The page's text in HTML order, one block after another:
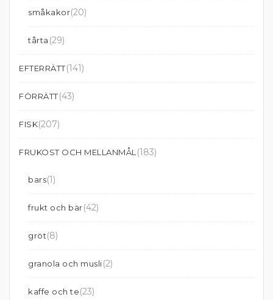
småkakor(20)
tårta (29)
EFTERRÄTT(141)
FÖRRÄTT(43)
FISK(207)
FRUKOST OCH MELLANMÅL (183)
bars(1)
frukt och bär(42)
gröt(8)
granola och musli(2)
kaffe och te(23)